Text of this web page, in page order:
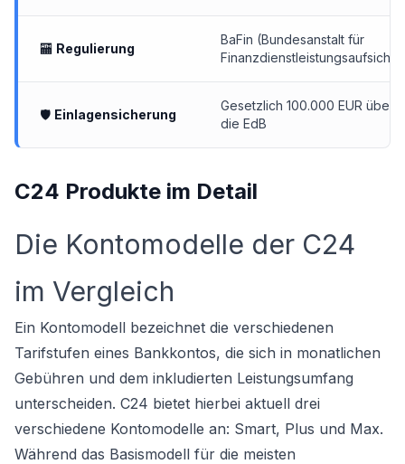
🏧 Regulierung
BaFin (Bundesanstalt für
Finanzdienstleistungsaufsicht)
🛡 Einlagensicherung
Gesetzlich 100.000 EUR über
die EdB
C24 Produkte im Detail
Die Kontomodelle der C24
im Vergleich
Ein Kontomodell bezeichnet die verschiedenen
Tarifstufen eines Bankkontos, die sich in monatlichen
Gebühren und dem inkludierten Leistungsumfang
unterscheiden. C24 bietet hierbei aktuell drei
verschiedene Kontomodelle an: Smart, Plus und Max.
Während das Basismodell für die meisten